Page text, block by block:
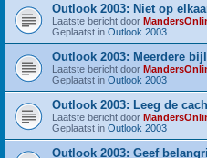
Outlook 2003: Niet op
Laatste bericht door
Geplaatst in Outlook 2003
Outlook 2003: Meerdere
Laatste bericht door
Geplaatst in Outlook 2003
Outlook 2003: Leeg de
Laatste bericht door
Geplaatst in Outlook 2003
Outlook 2003: Geef